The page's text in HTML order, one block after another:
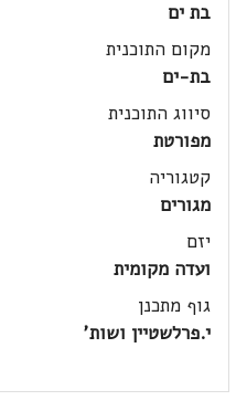
בת ים
מקום התוכנית
בת-ים
סיווג התוכנית
מפורטת
קטגוריה
מגורים
יזם
ועדה מקומית
גוף מתכנן
י.פרלשטיין ושות'